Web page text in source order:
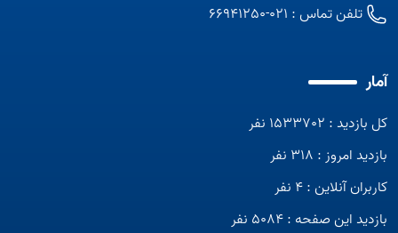
تلفن تماس : 021-66941250
آمار
کل بازدید : 1533702 نفر
بازدید امروز : 318 نفر
کاربران آنلاین : 4 نفر
بازدید این صفحه : 5084 نفر